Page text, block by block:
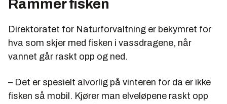
Rammer fisken
Direktoratet for Naturforvaltning er bekymret for
hva som skjer med fisken i vassdragene, når
vannet går raskt opp og ned.
– Det er spesielt alvorlig på vinteren for da er ikke
fisken så mobil. Kjører man elveløpene raskt opp